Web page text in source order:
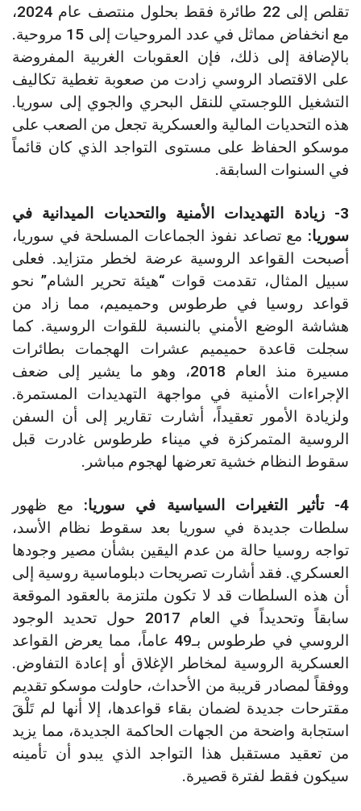
تقلص إلى 22 طائرة فقط بحلول منتصف عام 2024،
مع انخفاض مماثل في عدد المروحيات إلى 15 مروحية.
بالإضافة إلى ذلك، فإن العقوبات الغربية المفروضة
على الاقتصاد الروسي زادت من صعوبة تغطية تكاليف
التشغيل اللوجستي للنقل البحري والجوي إلى سوريا.
هذه التحديات المالية والعسكرية تجعل من الصعب على
موسكو الحفاظ على مستوى التواجد الذي كان قائماً
في السنوات السابقة.
3- زيادة التهديدات الأمنية والتحديات الميدانية في
سوريا: مع تصاعد نفوذ الجماعات المسلحة في سوريا،
أصبحت القواعد الروسية عرضة لخطر متزايد. فعلى
سبيل المثال، تقدمت قوات “هيئة تحرير الشام” نحو
قواعد روسيا في طرطوس وحميميم، مما زاد من
هشاشة الوضع الأمني بالنسبة للقوات الروسية. كما
سجلت قاعدة حميميم عشرات الهجمات بطائرات
مسيرة منذ العام 2018، وهو ما يشير إلى ضعف
الإجراءات الأمنية في مواجهة التهديدات المستمرة.
ولزيادة الأمور تعقيداً، أشارت تقارير إلى أن السفن
الروسية المتمركزة في ميناء طرطوس غادرت قبل
سقوط النظام خشية تعرضها لهجوم مباشر.
4- تأثير التغيرات السياسية في سوريا:
مع ظهور
سلطات جديدة في سوريا بعد سقوط نظام الأسد،
تواجه روسيا حالة من عدم اليقين بشأن مصير وجودها
العسكري. فقد أشارت تصريحات دبلوماسية روسية إلى
أن هذه السلطات قد لا تكون ملتزمة بالعقود الموقعة
سابقاً وتحديداً في العام 2017 حول تحديد الوجود
الروسي في طرطوس بـ49 عاماً، مما يعرض القواعد
العسكرية الروسية لمخاطر الإغلاق أو إعادة التفاوض.
ووفقاً لمصادر قريبة من الأحداث، حاولت موسكو تقديم
مقترحات جديدة لضمان بقاء قواعدها، إلا أنها لم تَلْقَ
استجابة واضحة من الجهات الحاكمة الجديدة، مما يزيد
من تعقيد مستقبل هذا التواجد الذي يبدو أن تأمينه
سيكون فقط لفترة قصيرة.